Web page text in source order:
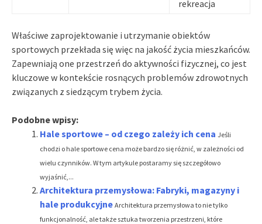
rekreacja
Właściwe zaprojektowanie i utrzymanie obiektów
sportowych przekłada się więc na jakość życia mieszkańców.
Zapewniają one przestrzeń do aktywności fizycznej, co jest
kluczowe w kontekście rosnących problemów zdrowotnych
związanych z siedzącym trybem życia.
Podobne wpisy:
Hale sportowe – od czego zależy ich cena Jeśli
chodzi o hale sportowe cena może bardzo się różnić, w zależności od
wielu czynników. W tym artykule postaramy się szczegółowo
wyjaśnić,...
Architektura przemysłowa: Fabryki, magazyny i
hale produkcyjne Architektura przemysłowa to nie tylko
funkcjonalność, ale także sztuka tworzenia przestrzeni, które